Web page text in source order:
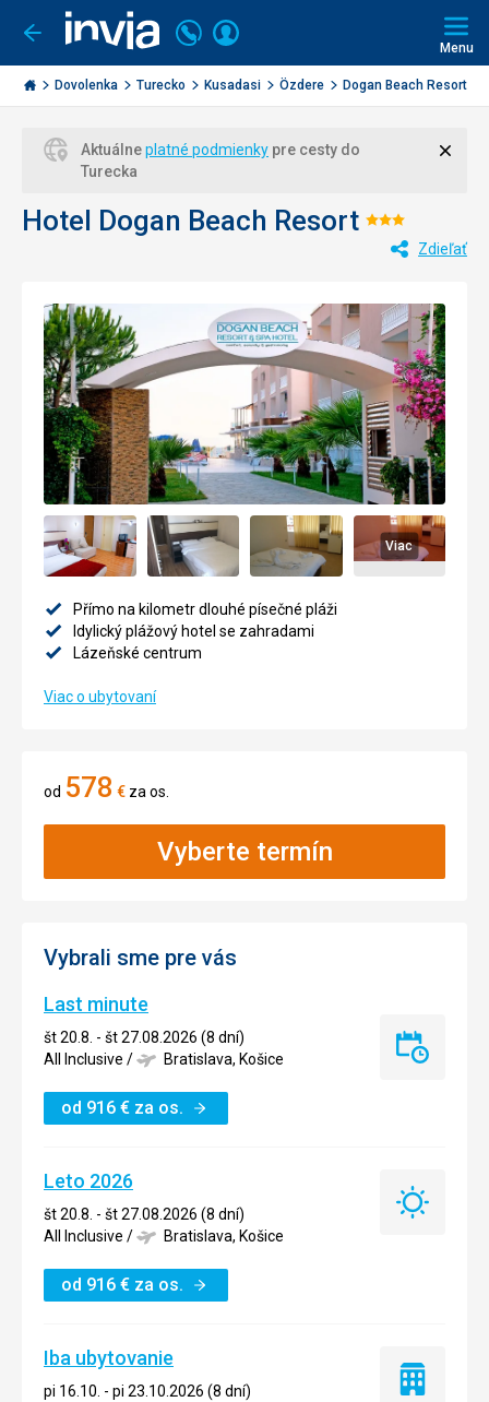
Ísť
späť
Invia.sk
Volajte
+421
2
3221
Prihlásiť
Menu
Dovolenka Turecko Kusadasi Özdere Dogan Beach Resort
Aktuálneplatné podmienky pre cesty do
Turecka
Hotel Dogan Beach Resort
3/5
Zdieľať
Viac
Přímo na kilometr dlouhé písečné pláži
Idylický plážový hotel se zahradami
Lázeňské centrum
Viac o ubytovaní
od 578 € za os.
Vyberte termín
Vybrali sme pre vás
Last minute
št 20.8. - št 27.08.2026 (8 dní)
All Inclusive / Bratislava, Košice
od 916 € za os.
Last
Leto 2026
št 20.8. - št 27.08.2026 (8 dní)
All Inclusive / Bratislava, Košice
od 916 € za os.
Leto
Iba ubytovanie
pi 16.10. - pi 23.10.2026 (8 dní)
Iba